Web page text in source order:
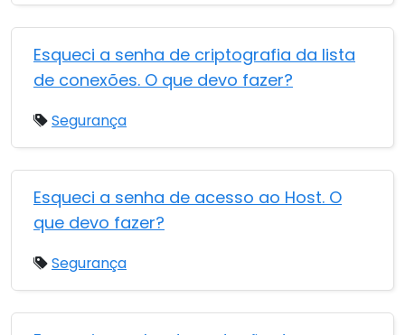
Esqueci a senha de criptografia da lista
de conexões. O que devo fazer?
Segurança
Esqueci a senha de acesso ao Host. O
que devo fazer?
Segurança